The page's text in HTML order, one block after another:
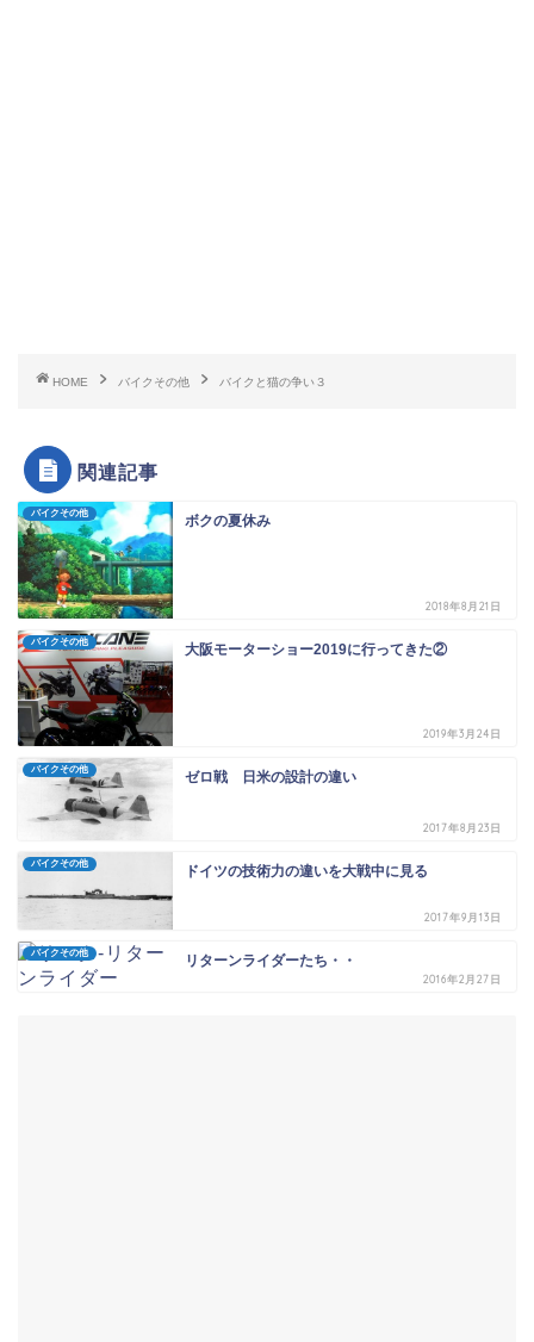
HOME バイクその他 バイクと猫の争い３
関連記事
バイクその他 ボクの夏休み
2018年8月21日
バイクその他 大阪モーターショー2019に行ってきた②
2019年3月24日
バイクその他 ゼロ戦 日米の設計の違い
2017年8月23日
バイクその他 ドイツの技術力の違いを大戦中に見る
2017年9月13日
バイクその他 リターンライダーたち・・
2016年2月27日